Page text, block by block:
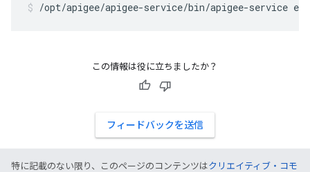
/opt/apigee/apigee-service/bin/apigee-service
この情報は役に立ちましたか？
フィードバックを送信
特に記載のない限り、このページのコンテンツはクリエイティブ・コモ